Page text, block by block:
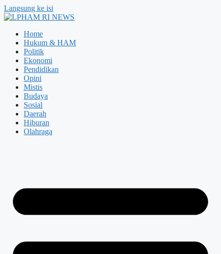
Langsung ke isi
Home
Hukum & HAM
Politik
Ekonomi
Pendidikan
Opini
Mistis
Budaya
Sosial
Daerah
Hiburan
Olahraga